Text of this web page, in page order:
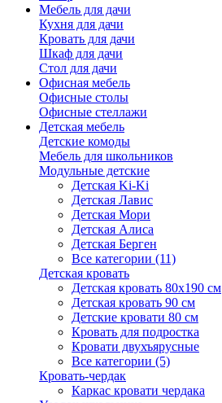
Мебель для дачи
Кухня для дачи
Кровать для дачи
Шкаф для дачи
Стол для дачи
Офисная мебель
Офисные столы
Офисные стеллажи
Детская мебель
Детские комоды
Мебель для школьников
Модульные детские
Детская Ki-Ki
Детская Лавис
Детская Мори
Детская Алиса
Детская Берген
Все категории (11)
Детская кровать
Детская кровать 80х190 см
Детская кровать 90 см
Детские кровати 80 см
Кровать для подростка
Кровати двухъярусные
Все категории (5)
Кровать-чердак
Каркас кровати чердака